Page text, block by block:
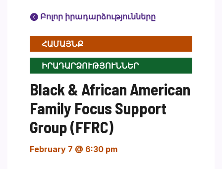
Բոլոր իրադարձությունները
ՀԱՄԱՅՆՔ
ԻՐԱԴԱՐՁՈՒԹՅՈՒՆՆԵՐ
Black & African American
Family Focus Support
Group (FFRC)
February 7 @ 6:30 pm